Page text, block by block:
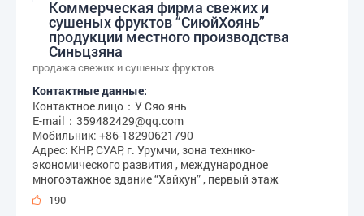
Коммерческая фирма свежих и
сушеных фруктов “СиюйХоянь”
продукции местного производства
Синьцзяна
продажа свежих и сушеных фруктов
Контактные данные:
Контактное лицо：У Сяо янь
Е-mail：359482429@qq.com
Мобильник: +86-18290621790
Адрес: КНР, СУАР, г. Урумчи, зона технико-
экономического развития , международное
многоэтажное здание “Хайхун” , первый этаж
190